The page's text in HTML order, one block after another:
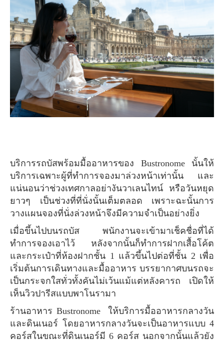
บริการรถบัสพร้อมมื้ออาหารของ Bustronome นั้นให้
บริการเฉพาะผู้ที่ทำการจองมาล่วงหน้าเท่านั้น และ
แน่นอนว่าช่วงเทศกาลอย่างันวาเลนไทน์ หรือวันหยุด
ยาวๆ เป็นช่วงที่ที่นั่งนั้นเต็มตลอด เพราะฉะนั้นการ
วางแผนจองที่นั่งล่วงหน้าจึงมีความจำเป็นอย่างยิ่ง
เมื่อขึ้นไปบนรถบัส พนักงานจะเข้ามาเช็คชื่อที่ได้
ทำการจองเอาไว้ หลังจากนั้นก็ทำการฝากเสื้อโค้ต
และกระเป๋าที่ห้องฝากชั้น 1 แล้วขึ้นไปต่อที่ชั้น 2 เพื่อ
เริ่มต้นการเดินทางและมื้ออาหาร บรรยากาศบนรถจะ
เป็นกระจกใสทั่วทั้งคันไม่เว้นแม้แต่หลังคารถ เปิดให้
เห็นวิวปารีสแบบพาโนรามา
ร้านอาหาร Bustronome ให้บริการมื้ออาหารกลางวัน
และดินเนอร์ โดยอาหารกลางวันจะเป็นอาหารแบบ 4
คอร์สในขณะที่ดินเนอร์มี 6 คอร์ส นอกจากนั้นแล้วยัง